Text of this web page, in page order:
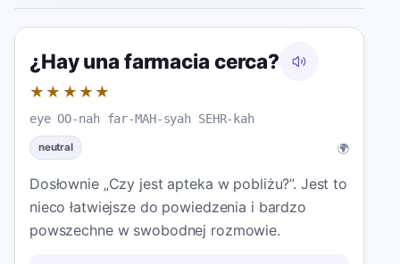
¿Hay una farmacia cerca?
★★★★★
eye OO-nah far-MAH-syah SEHR-kah
neutral 🌍
Dosłownie „Czy jest apteka w pobliżu?”. Jest to
nieco łatwiejsze do powiedzenia i bardzo
powszechne w swobodnej rozmowie.